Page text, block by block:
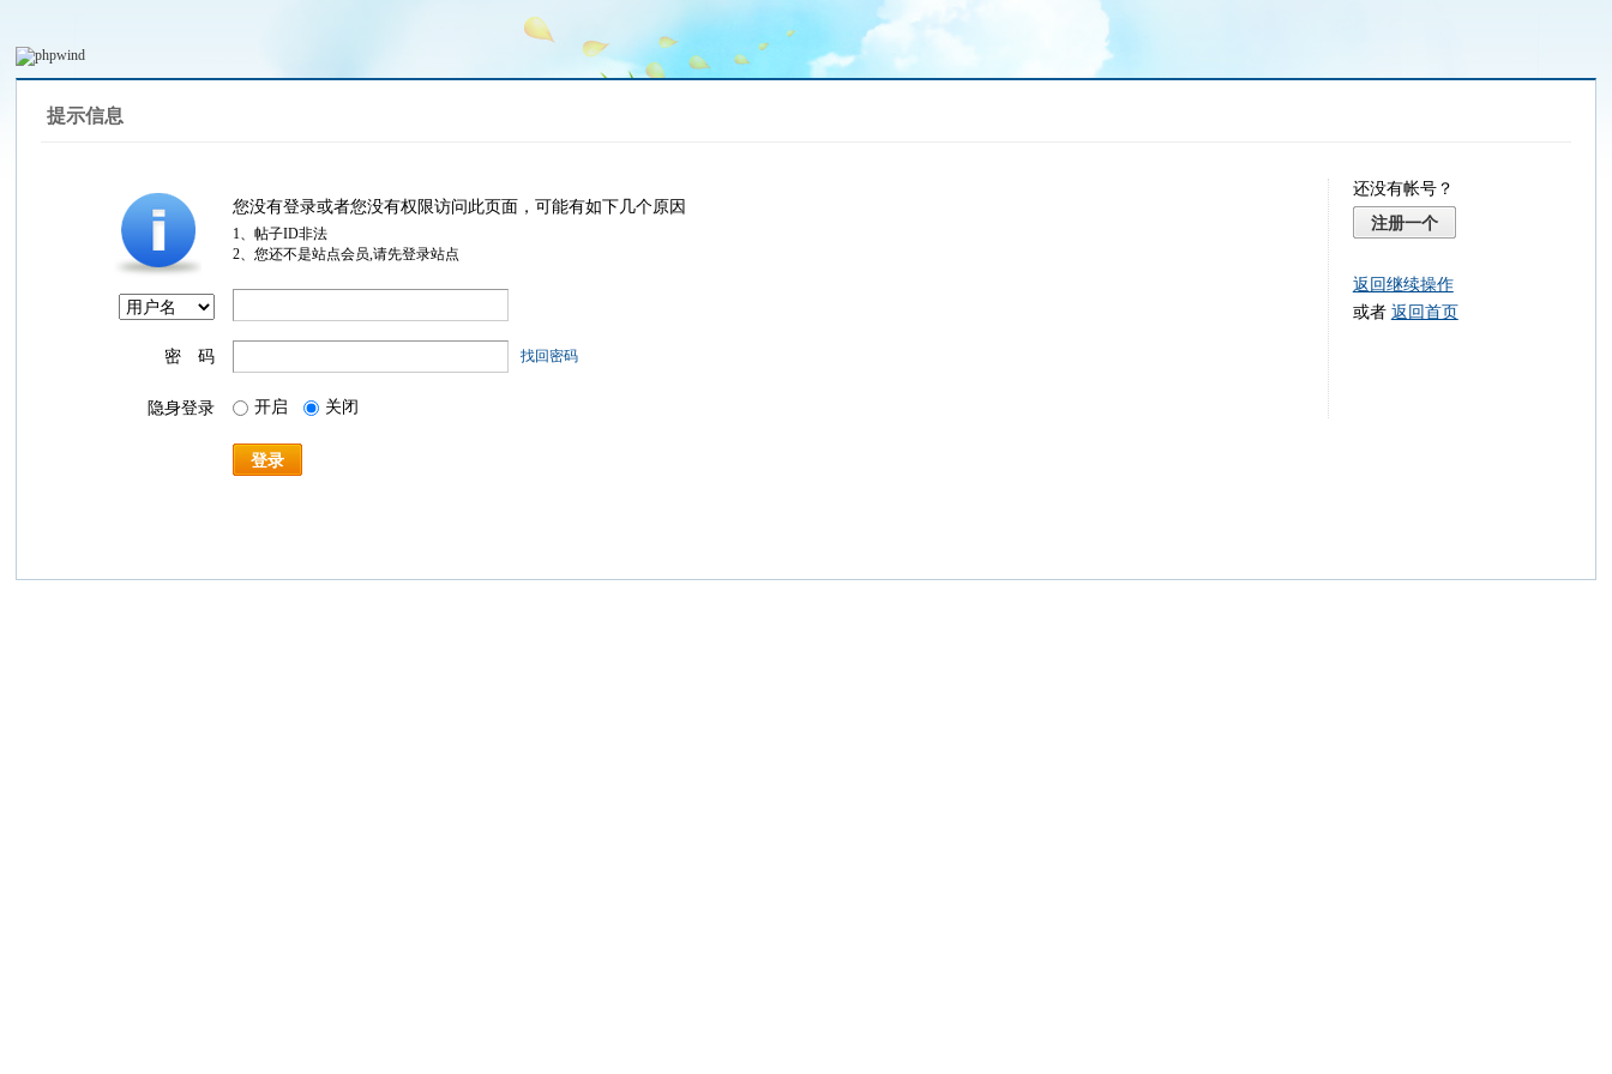
提示信息
您没有登录或者您没有权限访问此页面，可能有如下几个原因
1、帖子ID非法
2、您还不是站点会员,请先登录站点
密 码 找回密码
隐身登录 开启 关闭
登录
还没有帐号？
注册一个
返回继续操作
或者 返回首页